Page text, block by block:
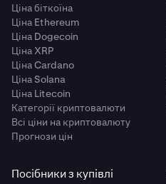
Ціна біткоїна
Ціна Ethereum
Ціна Dogecoin
Ціна XRP
Ціна Cardano
Ціна Solana
Ціна Litecoin
Категорії криптовалюти
Всі ціни на криптовалюту
Прогнози цін
Посібники з купівлі